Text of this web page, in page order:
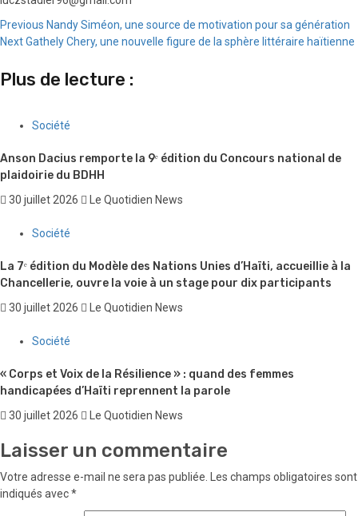
Continue
Reading
Previous Nandy Siméon, une source de motivation pour sa génération
NextGathely Chery, une nouvelle figure de la sphère littéraire haïtienne
Plus de lecture :
Société
Anson Dacius remporte la 9ᵉ édition du Concours national de
plaidoirie du BDHH
30 juillet 2026 Le Quotidien News
Société
La 7ᵉ édition du Modèle des Nations Unies d’Haïti, accueillie à la
Chancellerie, ouvre la voie à un stage pour dix participants
30 juillet 2026 Le Quotidien News
Société
« Corps et Voix de la Résilience » : quand des femmes
handicapées d’Haïti reprennent la parole
30 juillet 2026 Le Quotidien News
Laisser un commentaire
Votre adresse e-mail ne sera pas publiée.
Les champs obligatoires sont
indiqués avec*